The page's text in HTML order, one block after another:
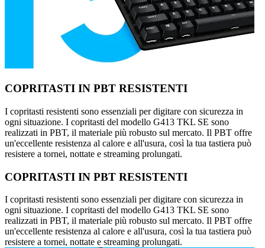
COPRITASTI IN PBT RESISTENTI
I copritasti resistenti sono essenziali per digitare con sicurezza in
ogni situazione. I copritasti del modello G413 TKL SE sono
realizzati in PBT, il materiale più robusto sul mercato. Il PBT offre
un'eccellente resistenza al calore e all'usura, così la tua tastiera può
resistere a tornei, nottate e streaming prolungati.
COPRITASTI IN PBT RESISTENTI
I copritasti resistenti sono essenziali per digitare con sicurezza in
ogni situazione. I copritasti del modello G413 TKL SE sono
realizzati in PBT, il materiale più robusto sul mercato. Il PBT offre
un'eccellente resistenza al calore e all'usura, così la tua tastiera può
resistere a tornei, nottate e streaming prolungati.